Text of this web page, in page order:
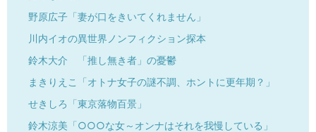
野原広子「妻が口をきいてくれません」
川内イオの異世界ノンフィクション探本
鈴木大介 「推し無き者」の憂鬱
まきりえこ「オトナ女子の謎不調、ホントに更年期？」
せきしろ「東京落物百景」
鈴木涼美「○○○な女～オンナはそれを我慢している」